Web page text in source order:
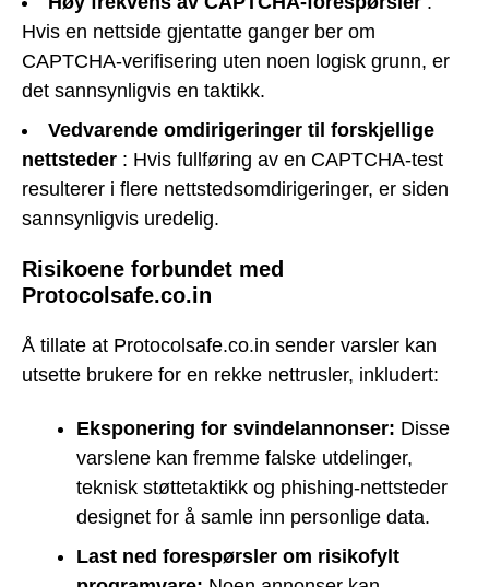
Hvis en nettside gjentatte ganger ber om
CAPTCHA-verifisering uten noen logisk grunn, er
det sannsynligvis en taktikk.
Vedvarende omdirigeringer til forskjellige
nettsteder : Hvis fullføring av en CAPTCHA-test
resulterer i flere nettstedsomdirigeringer, er siden
sannsynligvis uredelig.
Risikoene forbundet med
Protocolsafe.co.in
Å tillate at Protocolsafe.co.in sender varsler kan
utsette brukere for en rekke nettrusler, inkludert:
Eksponering for svindelannonser: Disse
varslene kan fremme falske utdelinger,
teknisk støttetaktikk og phishing-nettsteder
designet for å samle inn personlige data.
Last ned forespørsler om risikofylt